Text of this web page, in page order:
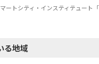
ートシティ・インスティテュート
る地域